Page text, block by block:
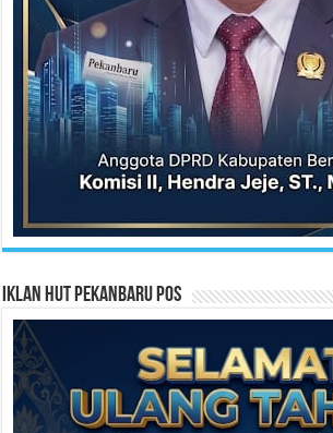
Iklan HUT Pekanbaru Pos